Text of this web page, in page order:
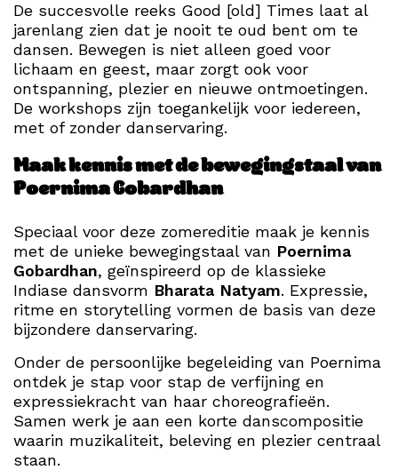
De succesvolle reeks Good [old] Times laat al
jarenlang zien dat je nooit te oud bent om te
dansen. Bewegen is niet alleen goed voor
lichaam en geest, maar zorgt ook voor
ontspanning, plezier en nieuwe ontmoetingen.
De workshops zijn toegankelijk voor iedereen,
met of zonder danservaring.
Maak kennis met de bewegingstaal van
Poernima Gobardhan
Speciaal voor deze zomereditie maak je kennis
met de unieke bewegingstaal van Poernima
Gobardhan, geïnspireerd op de klassieke
Indiase dansvorm Bharata Natyam. Expressie,
ritme en storytelling vormen de basis van deze
bijzondere danservaring.
Onder de persoonlijke begeleiding van Poernima
ontdek je stap voor stap de verfijning en
expressiekracht van haar choreografieën.
Samen werk je aan een korte danscompositie
waarin muzikaliteit, beleving en plezier centraal
staan.